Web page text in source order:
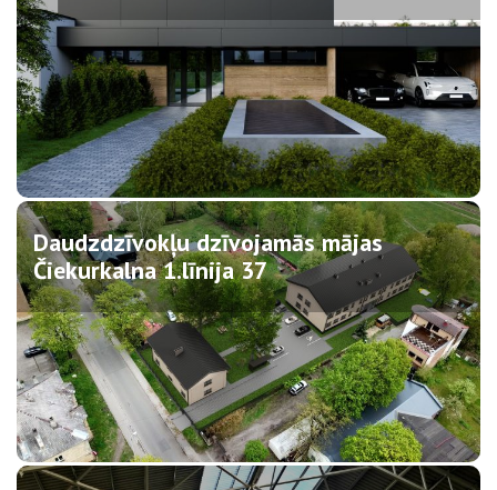
Daudzdzīvokļu dzīvojamās mājas
Čiekurkalna 1.līnija 37